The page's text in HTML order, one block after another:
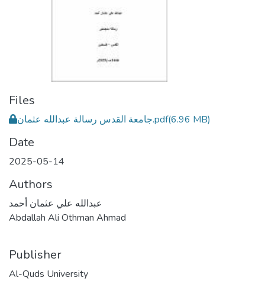
Files
جامعة القدس رسالة عبدالله عثمان.pdf(6.96 MB)
Date
2025-05-14
Authors
عبدالله علي عثمان أحمد
Abdallah Ali Othman Ahmad
Publisher
Al-Quds University